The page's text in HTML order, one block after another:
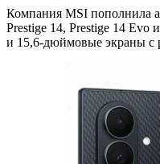
Компания MSI пополнила
Prestige 14, Prestige 14 Evo
и 15,6-дюймовые экраны